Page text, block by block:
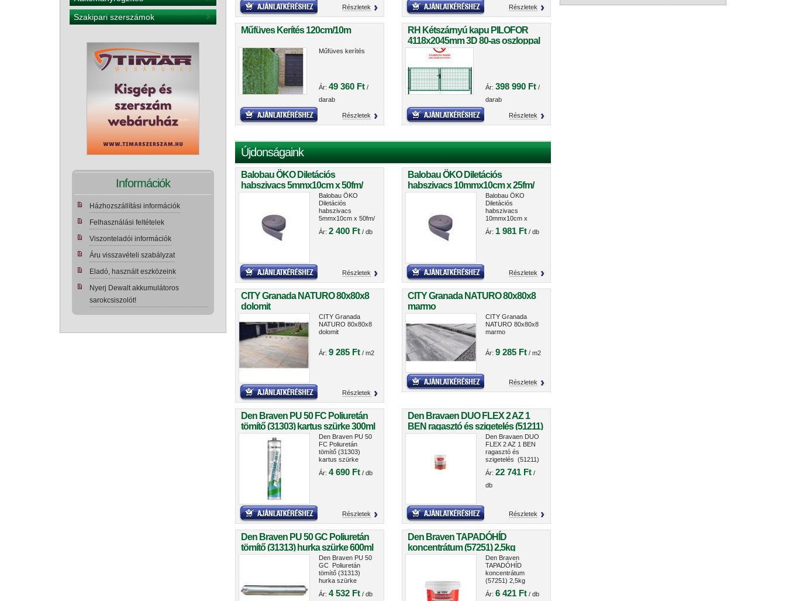
Szakipari szerszámok
Információk
Házhozszállítási információk
Felhasználási feltételek
Viszonteladói információk
Áru visszavételi szabályzat
Eladó, használt eszközeink
Nyerj Dewalt akkumulátoros
sarokcsiszolót!
esztétikus és tartós
Részletek Részletek
Műfüves Kerítés 120cm/10m
Műfüves kerítés
Ár: 49 360 Ft/
darab
Részletek
RH Kétszárnyú kapu PILOFOR
4118x2045mm 3D 80-as oszloppal
zöld
Ár: 398 990 Ft/
darab
Részletek
Újdonságaink
Balobau ÖKO Diletációs
habszivacs 5mmx10cm x 50fm/
tekercs
Balobau ÖKO
Diletációs
habszivacs
5mmx10cm x 50fm/
Ár: 2 400 Ft/ db
Részletek
Balobau ÖKO Diletációs
habszivacs 10mmx10cm x 25fm/
tekercs
Balobau ÖKO
Diletációs
habszivacs
10mmx10cm x
Ár: 1 981 Ft/ db
Részletek
CITY Granada NATURO 80x80x8
dolomit
CITY Granada
NATURO 80x80x8
dolomit
Ár: 9 285 Ft/ m2
Részletek
CITY Granada NATURO 80x80x8
marmo
CITY Granada
NATURO 80x80x8
marmo
Ár: 9 285 Ft/ m2
Részletek
Den Braven PU 50 FC Poliuretán
tömítő (31303) kartus szürke 300ml
Den Braven PU 50
FC Poliuretán
tömítő (31303)
kartus szürke
Ár: 4 690 Ft/ db
Részletek
Den Bravaen DUO FLEX 2 AZ 1
BEN ragasztó és szigetelés (51211)
5kg
Den Bravaen DUO
FLEX 2 AZ 1 BEN
ragasztó és
szigetelés (51211)
Ár: 22 741 Ft/
db
Részletek
Den Braven PU 50 GC Poliuretán
tömítő (31313) hurka szürke 600ml
Den Braven PU 50
GC Poliuretán
tömítő (31313)
hurka szürke
Ár: 4 532 Ft/ db
Den Braven TAPADÓHÍD
koncentrátum (57251) 2,5kg
Den Braven
TAPADÓHÍD
koncentrátum
(57251) 2,5kg
Ár: 6 421 Ft/ db